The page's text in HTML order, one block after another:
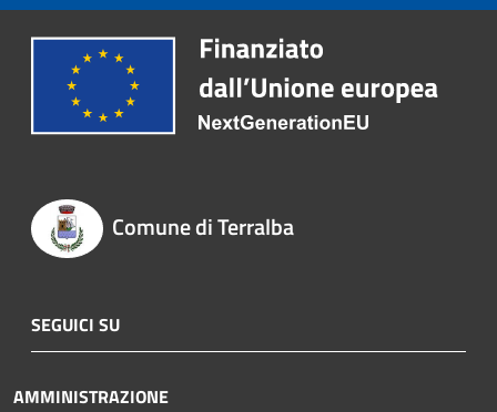
Comune di Terralba
SEGUICI SU
AMMINISTRAZIONE